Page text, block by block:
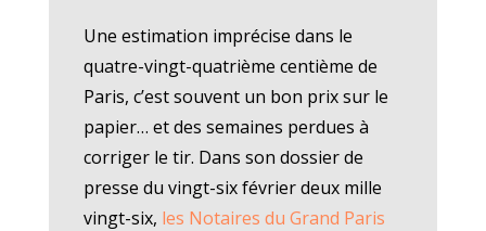
Une estimation imprécise dans le
quatre-vingt-quatrième centième de
Paris, c’est souvent un bon prix sur le
papier… et des semaines perdues à
corriger le tir. Dans son dossier de
presse du vingt-six février deux mille
vingt-six, les Notaires du Grand Paris